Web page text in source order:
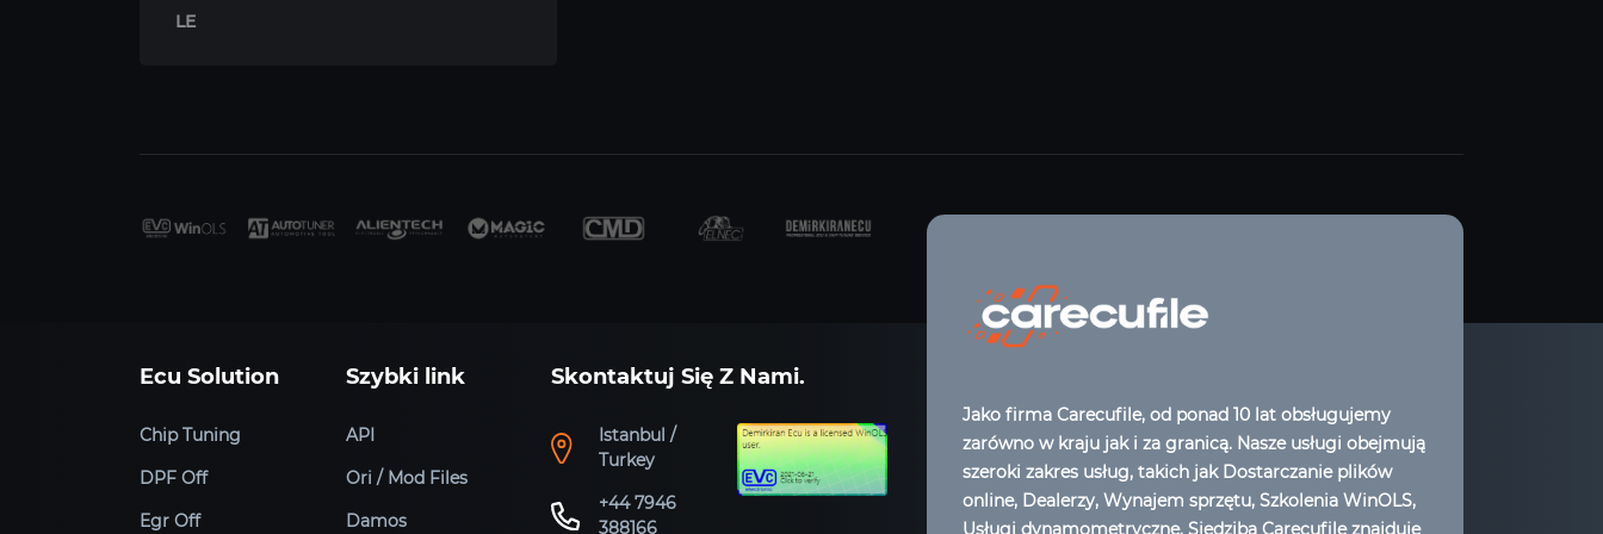
LE
Ecu Solution
Chip Tuning
DPF Off
Egr Off
Szybki link
API
Ori / Mod Files
Damos
Skontaktuj Się Z Nami.
Istanbul /
Turkey
+44 7946
388166
Jako firma Carecufile, od ponad 10 lat obsługujemy
zarówno w kraju jak i za granicą. Nasze usługi obejmują
szeroki zakres usług, takich jak Dostarczanie plików
online, Dealerzy, Wynajem sprzętu, Szkolenia WinOLS,
Usługi dynamometryczne. Siedziba Carecufile znajduje